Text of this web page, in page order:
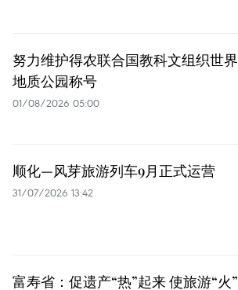
努力维护得农联合国教科文组织世界
地质公园称号
01/08/2026 05:00
顺化—风芽旅游列车9月正式运营
31/07/2026 13:42
富寿省：促遗产“热”起来 使旅游“火”